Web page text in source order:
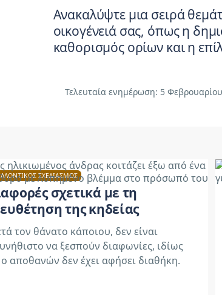
Ανακαλύψτε μια σειρά
οικογένειά σας, όπως η
καθορισμός ορίων και η
Τελευταία ενημέρωση: 5
ΣΧΕΔΙΑΣΜΌΣ
σχετικά με τη
της κηδείας
τον θάνατο κάποιου, δεν είναι
να ξεσπούν διαφωνίες, ιδίως
αποθανών δεν έχει αφήσει διαθήκη.